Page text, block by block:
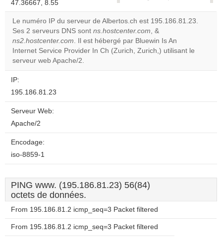
47.36667, 8.55
Do you
own this
website?
Le numéro IP du serveur de Albertos.ch est 195.186.81.23.
Ses 2 serveurs DNS sont ns.hostcenter.com, &
ns2.hostcenter.com. Il est hébergé par Bluewin Is An
Internet Service Provider In Ch (Zurich, Zurich,) utilisant le
serveur web Apache/2.
IP:
195.186.81.23
Serveur Web:
Apache/2
Encodage:
iso-8859-1
PING www. (195.186.81.23) 56(84)
octets de données.
From 195.186.81.2 icmp_seq=3 Packet filtered
From 195.186.81.2 icmp_seq=3 Packet filtered